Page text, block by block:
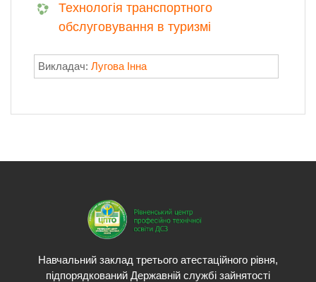
Технологія транспортного
обслуговування в туризмі
Викладач: Лугова Інна
Навчальний заклад третього атестаційного рівня,
підпорядкований Державній службі зайнятості